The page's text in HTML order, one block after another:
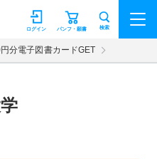
パンフ・願書
ログイン 検索
分電子図書カードGET